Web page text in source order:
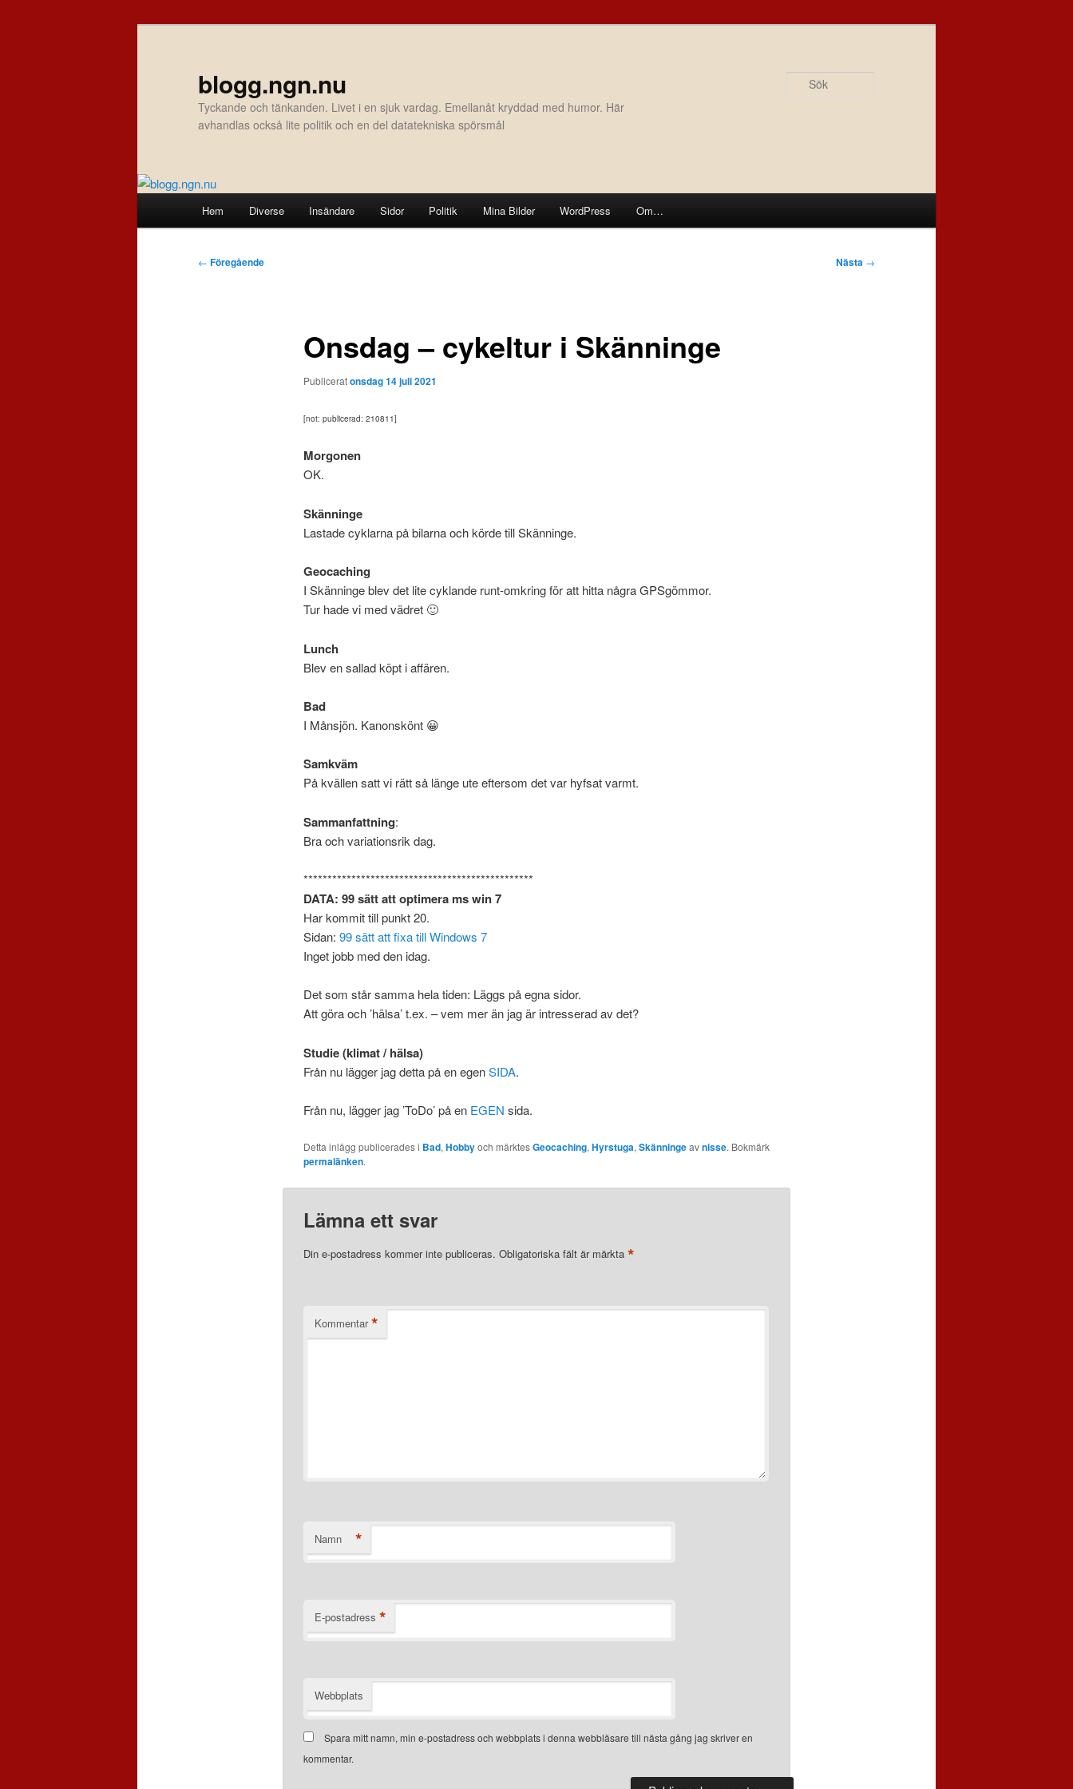
blogg.ngn.nu
Tyckande och tänkanden. Livet i en sjuk vardag. Emellanåt kryddad med humor. Här
avhandlas också lite politik och en del datatekniska spörsmål
Hem Diverse Insändare Sidor Politik Mina Bilder WordPress Om…
Inläggsnavigering
← Föregående Nästa →
Onsdag – cykeltur i Skänninge
Publiceratonsdag 14 juli 2021
[not: publicerad: 210811]
Morgonen
OK.
Skänninge
Lastade cyklarna på bilarna och körde till Skänninge.
Geocaching
I Skänninge blev det lite cyklande runt-omkring för att hitta några GPSgömmor.
Tur hade vi med vädret 🙂
Lunch
Blev en sallad köpt i affären.
Bad
I Månsjön. Kanonskönt 😀
Samkväm
På kvällen satt vi rätt så länge ute eftersom det var hyfsat varmt.
Sammanfattning:
Bra och variationsrik dag.
************************************************
DATA: 99 sätt att optimera ms win 7
Har kommit till punkt 20.
Sidan: 99 sätt att fixa till Windows 7
Inget jobb med den idag.
Det som står samma hela tiden: Läggs på egna sidor.
Att göra och ’hälsa’ t.ex. – vem mer än jag är intresserad av det?
Studie (klimat / hälsa)
Från nu lägger jag detta på en egenSIDA.
Från nu, lägger jag ’ToDo’ på en EGEN sida.
Detta inlägg publicerades i Bad, Hobbyoch märktesGeocaching, Hyrstuga, Skänningeavnisse. Bokmärk
permalänken.
Lämna ett svar
Din e-postadress kommer inte publiceras. Obligatoriska fält är märkta *
Kommentar *
Namn *
E-postadress *
Webbplats
Spara mitt namn, min e-postadress och webbplats i denna webbläsare till nästa gång jag skriver en
kommentar.